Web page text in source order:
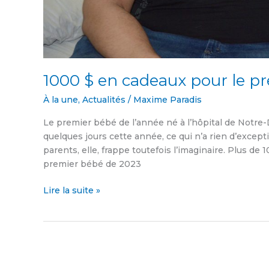
1000 $ en cadeaux pour le
À la une, Actualités / Maxime Paradis
Le premier bébé de l’année né à l’hôpital de
quelques jours cette année, ce qui n’a rien
parents, elle, frappe toutefois l’imaginaire. Plus de
premier bébé de 2023
Lire la suite »